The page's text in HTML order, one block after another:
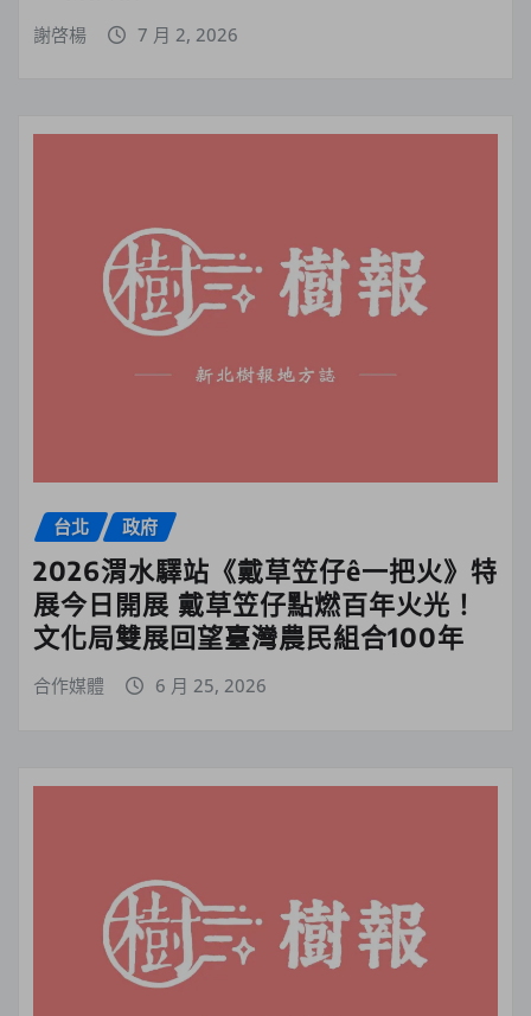
謝啓楊 7 月 2, 2026
台北 政府
2026渭水驛站《戴草笠仔ê一把火》特
展今日開展 戴草笠仔點燃百年火光！
文化局雙展回望臺灣農民組合100年
合作媒體 6 月 25, 2026